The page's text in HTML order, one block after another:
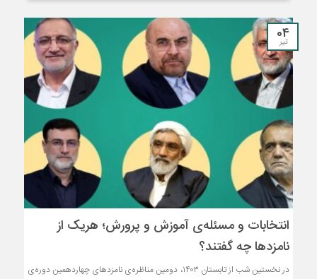
04
تیر
انتخابات و مسئله‌ی آموزش و پرورش؛ هریک از
نامزدها چه گفتند؟
در نخستین شب از تابستان ۱۴٠۳، دومین مناظره‌ی نامزدهای چهاردهمین دوره‌ی